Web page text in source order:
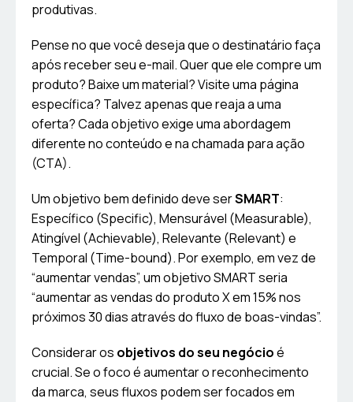
produtivas.
Pense no que você deseja que o destinatário faça
após receber seu e-mail. Quer que ele compre um
produto? Baixe um material? Visite uma página
específica? Talvez apenas que reaja a uma
oferta? Cada objetivo exige uma abordagem
diferente no conteúdo e na chamada para ação
(CTA).
Um objetivo bem definido deve serSMART:
Específico (Specific), Mensurável (Measurable),
Atingível (Achievable), Relevante (Relevant) e
Temporal (Time-bound). Por exemplo, em vez de
“aumentar vendas”, um objetivo SMART seria
“aumentar as vendas do produto X em 15% nos
próximos 30 dias através do fluxo de boas-vindas”.
Considerar os objetivos do seu negócioé
crucial. Se o foco é aumentar o reconhecimento
da marca, seus fluxos podem ser focados em